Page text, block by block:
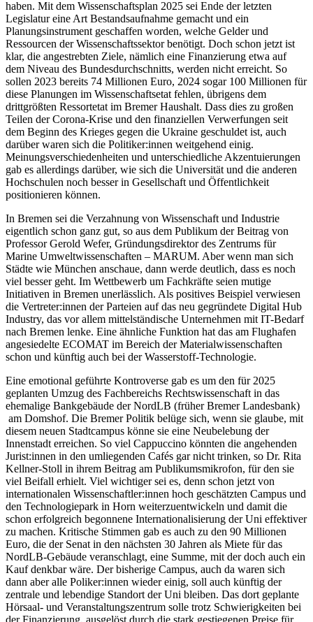
haben. Mit dem Wissenschaftsplan 2025 sei Ende der letzten
Legislatur eine Art Bestandsaufnahme gemacht und ein
Planungsinstrument geschaffen worden, welche Gelder und
Ressourcen der Wissenschaftssektor benötigt. Doch schon jetzt ist
klar, die angestrebten Ziele, nämlich eine Finanzierung etwa auf
dem Niveau des Bundesdurchschnitts, werden nicht erreicht. So
sollen 2023 bereits 74 Millionen Euro, 2024 sogar 100 Millionen für
diese Planungen im Wissenschaftsetat fehlen, übrigens dem
drittgrößten Ressortetat im Bremer Haushalt. Dass dies zu großen
Teilen der Corona-Krise und den finanziellen Verwerfungen seit
dem Beginn des Krieges gegen die Ukraine geschuldet ist, auch
darüber waren sich die Politiker:innen weitgehend einig.
Meinungsverschiedenheiten und unterschiedliche Akzentuierungen
gab es allerdings darüber, wie sich die Universität und die anderen
Hochschulen noch besser in Gesellschaft und Öffentlichkeit
positionieren können.
In Bremen sei die Verzahnung von Wissenschaft und Industrie
eigentlich schon ganz gut, so aus dem Publikum der Beitrag von
Professor Gerold Wefer, Gründungsdirektor des Zentrums für
Marine Umweltwissenschaften – MARUM. Aber wenn man sich
Städte wie München anschaue, dann werde deutlich, dass es noch
viel besser geht. Im Wettbewerb um Fachkräfte seien mutige
Initiativen in Bremen unerlässlich. Als positives Beispiel verwiesen
die Vertreter:innen der Parteien auf das neu gegründete Digital Hub
Industry, das vor allem mittelständische Unternehmen mit IT-Bedarf
nach Bremen lenke. Eine ähnliche Funktion hat das am Flughafen
angesiedelte ECOMAT im Bereich der Materialwissenschaften
schon und künftig auch bei der Wasserstoff-Technologie.
Eine emotional geführte Kontroverse gab es um den für 2025
geplanten Umzug des Fachbereichs Rechtswissenschaft in das
ehemalige Bankgebäude der NordLB (früher Bremer Landesbank)
am Domshof. Die Bremer Politik belüge sich, wenn sie glaube, mit
diesem neuen Stadtcampus könne sie eine Neubelebung der
Innenstadt erreichen. So viel Cappuccino könnten die angehenden
Jurist:innen in den umliegenden Cafés gar nicht trinken, so Dr. Rita
Kellner-Stoll in ihrem Beitrag am Publikumsmikrofon, für den sie
viel Beifall erhielt. Viel wichtiger sei es, denn schon jetzt von
internationalen Wissenschaftler:innen hoch geschätzten Campus und
den Technologiepark in Horn weiterzuentwickeln und damit die
schon erfolgreich begonnene Internationalisierung der Uni effektiver
zu machen. Kritische Stimmen gab es auch zu den 90 Millionen
Euro, die der Senat in den nächsten 30 Jahren als Miete für das
NordLB-Gebäude veranschlagt, eine Summe, mit der doch auch ein
Kauf denkbar wäre. Der bisherige Campus, auch da waren sich
dann aber alle Poliker:innen wieder einig, soll auch künftig der
zentrale und lebendige Standort der Uni bleiben. Das dort geplante
Hörsaal- und Veranstaltungszentrum solle trotz Schwierigkeiten bei
der Finanzierung, ausgelöst durch die stark gestiegenen Preise für